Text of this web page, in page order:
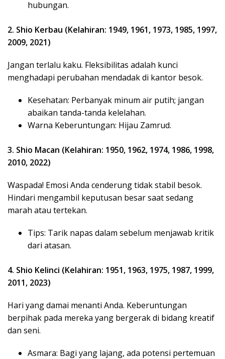
hubungan.
2. Shio Kerbau (Kelahiran: 1949, 1961, 1973, 1985, 1997,
2009, 2021)
Jangan terlalu kaku. Fleksibilitas adalah kunci
menghadapi perubahan mendadak di kantor besok.
Kesehatan: Perbanyak minum air putih; jangan
abaikan tanda-tanda kelelahan.
Warna Keberuntungan: Hijau Zamrud.
3. Shio Macan (Kelahiran: 1950, 1962, 1974, 1986, 1998,
2010, 2022)
Waspada! Emosi Anda cenderung tidak stabil besok.
Hindari mengambil keputusan besar saat sedang
marah atau tertekan.
Tips: Tarik napas dalam sebelum menjawab kritik
dari atasan.
4. Shio Kelinci (Kelahiran: 1951, 1963, 1975, 1987, 1999,
2011, 2023)
Hari yang damai menanti Anda. Keberuntungan
berpihak pada mereka yang bergerak di bidang kreatif
dan seni.
Asmara: Bagi yang lajang, ada potensi pertemuan